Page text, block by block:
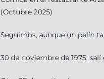
(Octubre 2025)
Seguimos, aunque un pelín
30 de noviembre de 1975, salí